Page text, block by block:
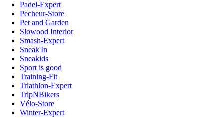
Padel-Expert
Pecheur-Store
Pet and Garden
Slowood Interior
Smash-Expert
Sneak'In
Sneakids
Sport is good
Training-Fit
Triathlon-Expert
TripNBikers
Vélo-Store
Winter-Expert